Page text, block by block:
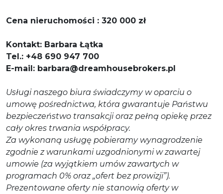
Cena nieruchomości : 320 000 zł
Kontakt: Barbara Łątka
Tel.: +48 690 947 700
E-mail: barbara@dreamhousebrokers.pl
Usługi naszego biura świadczymy w oparciu o
umowę pośrednictwa, która gwarantuje Państwu
bezpieczeństwo transakcji oraz pełną opiekę przez
cały okres trwania współpracy.
Za wykonaną usługę pobieramy wynagrodzenie
zgodnie z warunkami uzgodnionymi w zawartej
umowie (za wyjątkiem umów zawartych w
programach 0% oraz „ofert bez prowizji”).
Prezentowane oferty nie stanowią oferty w